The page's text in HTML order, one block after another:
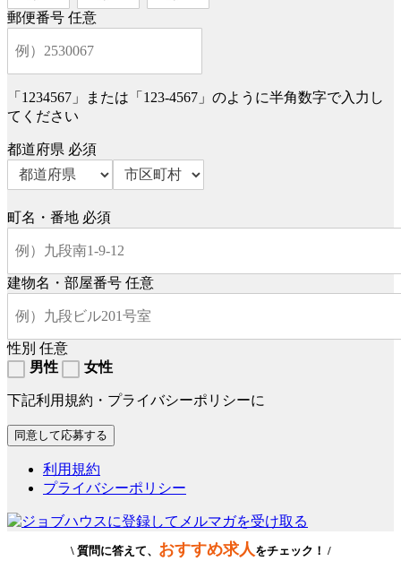
郵便番号 任意
「1234567」または「123-4567」のように半角数字で入力し
てください
都道府県 必須
町名・番地 必須
建物名・部屋番号 任意
性別 任意
男性
女性
下記利用規約・プライバシーポリシーに
利用規約
プライバシーポリシー
\ 質問に答えて、 おすすめ求人をチェック！ /